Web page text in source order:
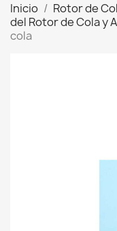
Inicio Rotor de
del Rotor de Cola y
cola